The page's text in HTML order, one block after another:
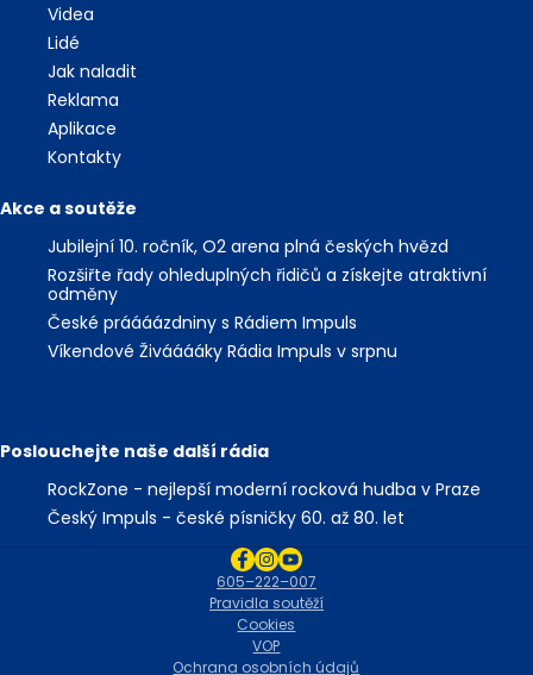
Videa
Lidé
Jak naladit
Reklama
Aplikace
Kontakty
Akce a soutěže
Jubilejní 10. ročník, O2 arena plná českých hvězd
Rozšiřte řady ohleduplných řidičů a získejte atraktivní
odměny
České práááázdniny s Rádiem Impuls
Víkendové Živááááky Rádia Impuls v srpnu
Poslouchejte naše další rádia
RockZone - nejlepší moderní rocková hudba v Praze
Český Impuls - české písničky 60. až 80. let
Ochrana osobních údajů
VOP
Cookies
Pravidla soutěží
605–222–007